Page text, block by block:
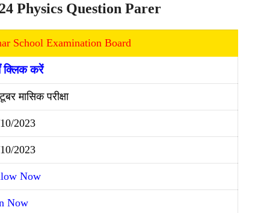
Physics Question Parer
School Examination Board
क्लिक करें
मासिक परीक्षा
2023
2023
Now
Now